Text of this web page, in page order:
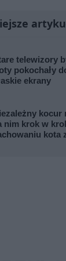
telewizory
pokochały
ekrany
kocur
nim krok w
kota